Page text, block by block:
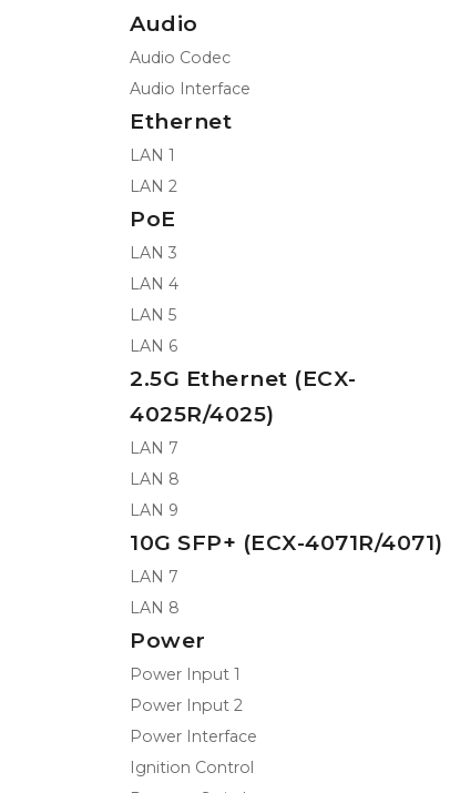
Audio
Audio Codec
Audio Interface
Ethernet
LAN 1
LAN 2
PoE
LAN 3
LAN 4
LAN 5
LAN 6
2.5G Ethernet (ECX-
4025R/4025)
LAN 7
LAN 8
LAN 9
10G SFP+ (ECX-4071R/4071)
LAN 7
LAN 8
Power
Power Input 1
Power Input 2
Power Interface
Ignition Control